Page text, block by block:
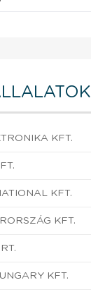
KFT.
KFT.
KFT.
KFT.